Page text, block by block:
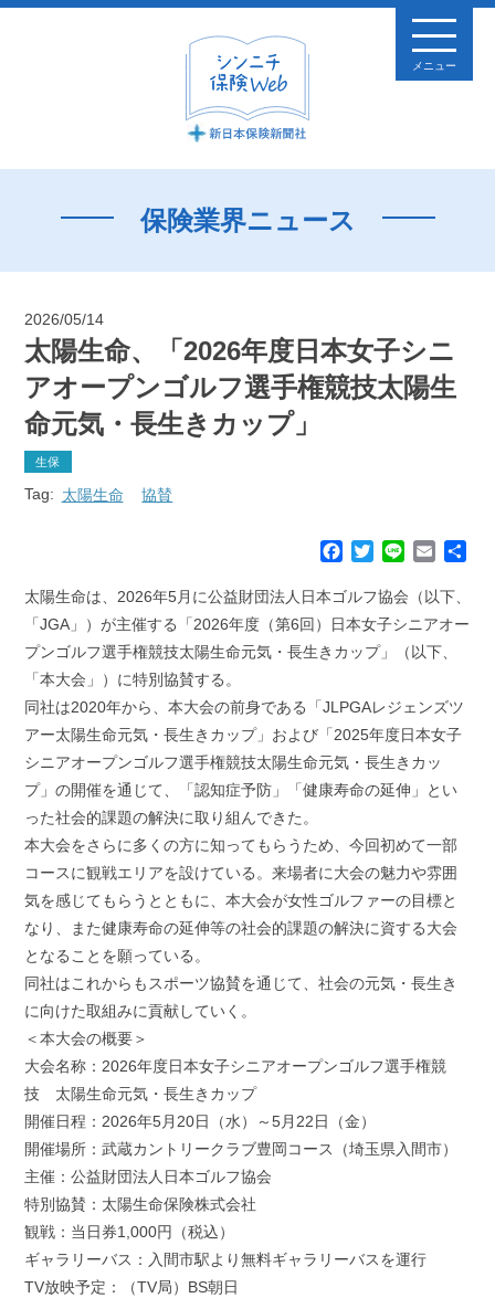
メニュー
保険業界ニュース
2026/05/14
太陽生命、「2026年度日本女子シニ
アオープンゴルフ選手権競技太陽生
命元気・長生きカップ」
生保
Tag: 太陽生命 協賛
c
e
o
k
T
i
t
e
n
e
E
a
i
太陽生命は、2026年5月に公益財団法人日本ゴルフ協会（以下、
「JGA」）が主催する「2026年度（第6回）日本女子シニアオー
プンゴルフ選手権競技太陽生命元気・長生きカップ」（以下、
「本大会」）に特別協賛する。
同社は2020年から、本大会の前身である「JLPGAレジェンズツ
アー太陽生命元気・長生きカップ」および「2025年度日本女子
シニアオープンゴルフ選手権競技太陽生命元気・長生きカッ
プ」の開催を通じて、「認知症予防」「健康寿命の延伸」とい
った社会的課題の解決に取り組んできた。
本大会をさらに多くの方に知ってもらうため、今回初めて一部
コースに観戦エリアを設けている。来場者に大会の魅力や雰囲
気を感じてもらうとともに、本大会が女性ゴルファーの目標と
なり、また健康寿命の延伸等の社会的課題の解決に資する大会
となることを願っている。
同社はこれからもスポーツ協賛を通じて、社会の元気・長生き
に向けた取組みに貢献していく。
＜本大会の概要＞
大会名称：2026年度日本女子シニアオープンゴルフ選手権競
技 太陽生命元気・長生きカップ
開催日程：2026年5月20日（水）～5月22日（金）
開催場所：武蔵カントリークラブ豊岡コース（埼玉県入間市）
主催：公益財団法人日本ゴルフ協会
特別協賛：太陽生命保険株式会社
観戦：当日券1,000円（税込）
ギャラリーバス：入間市駅より無料ギャラリーバスを運行
TV放映予定：（TV局）BS朝日